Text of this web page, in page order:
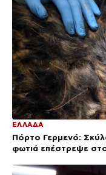
ΕΛΛΑΔΑ
Πόρτο Γερμενό:
φωτιά επέστρεψε